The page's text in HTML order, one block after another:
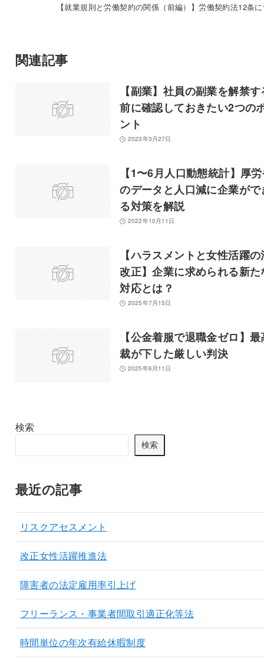
【就業規則と労働契約の関係（前編）】労働契約法12条
関連記事
【副業】社員の副業を解禁す
前に確認しておきたい2つの
ント
2023年3月27日
【1〜6月人口動態統計】厚
のデータと人口減に企業がで
る対策を解説
2022年10月11日
【ハラスメントと女性活躍の
改正】企業に求められる新た
対応とは？
2025年7月15日
【公金着服で退職金ゼロ】最
裁が下した厳しい判決
2025年6月11日
検索
検索
最近の記事
リスクアセスメント
改正女性活躍推進法
障害者の法定雇用率引上げ
フリーランス・事業者間取引適正化等法
時間単位の年次有給休暇制度